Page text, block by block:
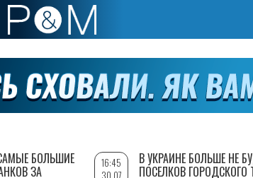
БОЛЬШИЕ
ЗА
16:45
30.07
В УКРАИНЕ БОЛЬШЕ НЕ
ПОСЕЛКОВ ГОРОДСКОГО